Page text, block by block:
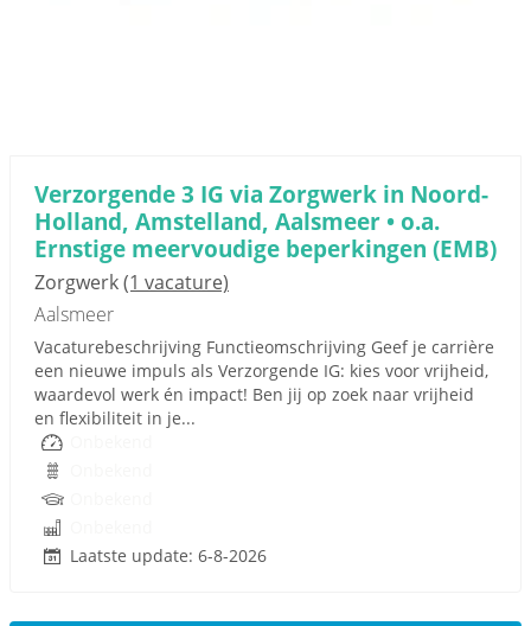
Verzorgende 3 IG via Zorgwerk in Noord-
Holland, Amstelland, Aalsmeer • o.a.
Ernstige meervoudige beperkingen (EMB)
Zorgwerk(1 vacature)
Aalsmeer
Vacaturebeschrijving Functieomschrijving Geef je carrière
een nieuwe impuls als Verzorgende IG: kies voor vrijheid,
waardevol werk én impact! Ben jij op zoek naar vrijheid
en flexibiliteit in je...
Laatste update: 6-8-2026